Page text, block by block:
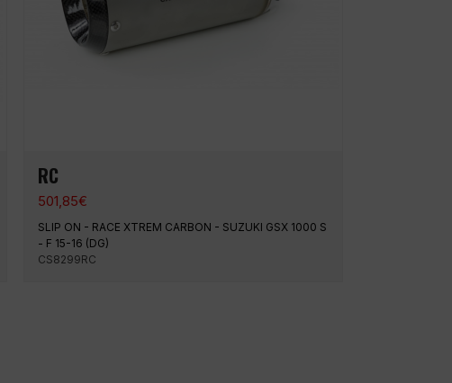
RC
501,85€
SLIP ON - RACE XTREM CARBON - SUZUKI GSX 1000 S
- F 15-16 (DG)
CS8299RC